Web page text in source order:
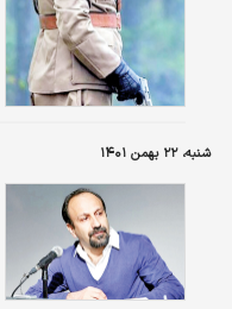
شنبه، ۲۲ بهمن ۱۴۰۱